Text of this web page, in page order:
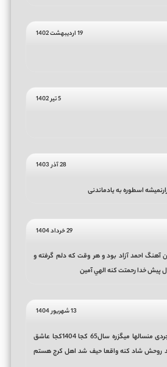
19 اردیبهشت 1402
5 تیر 1402
28 آذر 1403
اسطوره به یادماندنی
29 خرداد 1404
آهنگ احمد آزاد بود و هر وقت كه دلم گرفته و
خدا رحمتت كنه الهي آمين
13 شهریور 1404
سلام وقت بخیر از زمان مجردی منسالها میگزره سال65 کجا 1404کجا عاشق
روحش شاد کنه واقعا حیف شد اهل کرج هستم